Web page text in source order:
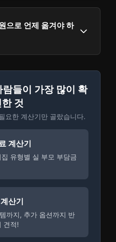
으로 언제 옮겨야 하
들이 가장 많이 확
한 것
요한 계산기만 골랐습니다.
계산기
집 유형별 실 부모 부담금
산기
까지, 추가 옵션까지 반
견적!